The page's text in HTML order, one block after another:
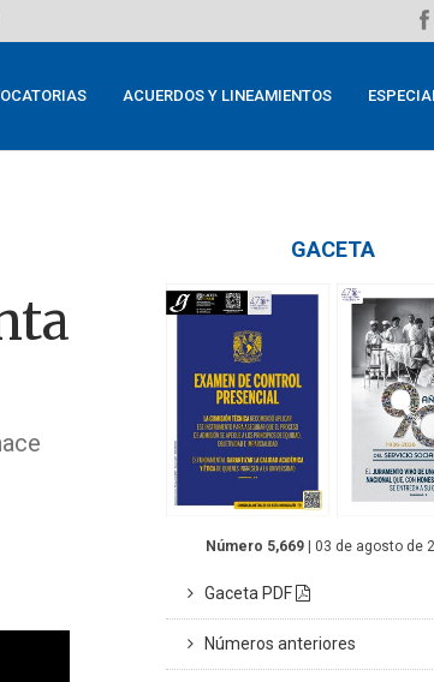
ACUERDOS Y LINEAMIENTOS
GACETA
Número 5,669 | 03 de agosto de
Gaceta PDF
Números anteriores